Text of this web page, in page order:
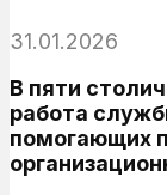
31.01.2026
В пяти
работа
помогающих